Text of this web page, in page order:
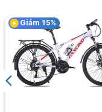
Cùi đề chuyển líp
Bộ giò dĩa
Giảm 15%